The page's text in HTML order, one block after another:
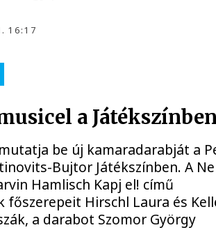
16:17
a
be új kamaradarabját a
Bujtor Játékszínben. A
Hamlisch Kapj el! című
főszerepeit Hirschl Laura és
a darabot Szomor György